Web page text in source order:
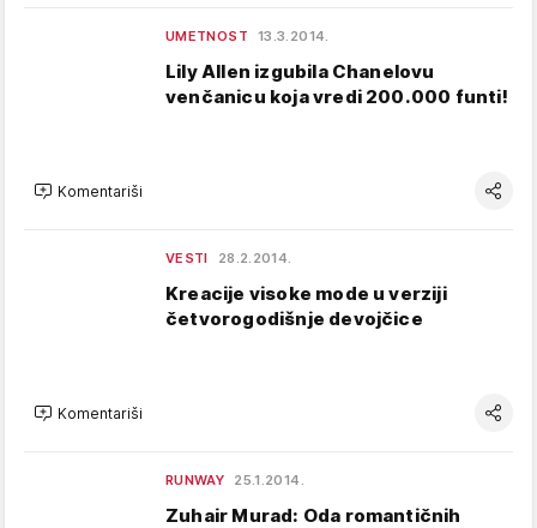
UMETNOST 13.3.2014.
Lily Allen izgubila Chanelovu
venčanicu koja vredi 200.000 funti!
Komentariši
VESTI 28.2.2014.
Kreacije visoke mode u verziji
četvorogodišnje devojčice
Komentariši
RUNWAY 25.1.2014.
Zuhair Murad: Oda romantičnih